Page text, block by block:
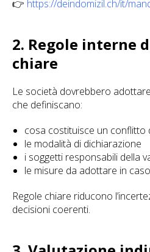
👉 https://deindomizil.ch/it/
2. Regole interne
chiare
Le società dovrebbero
che definiscano:
cosa costituisce un conflitto
le modalità di dichiarazione
i soggetti responsabili della
le misure da adottare in
Regole chiare riducono
decisioni coerenti.